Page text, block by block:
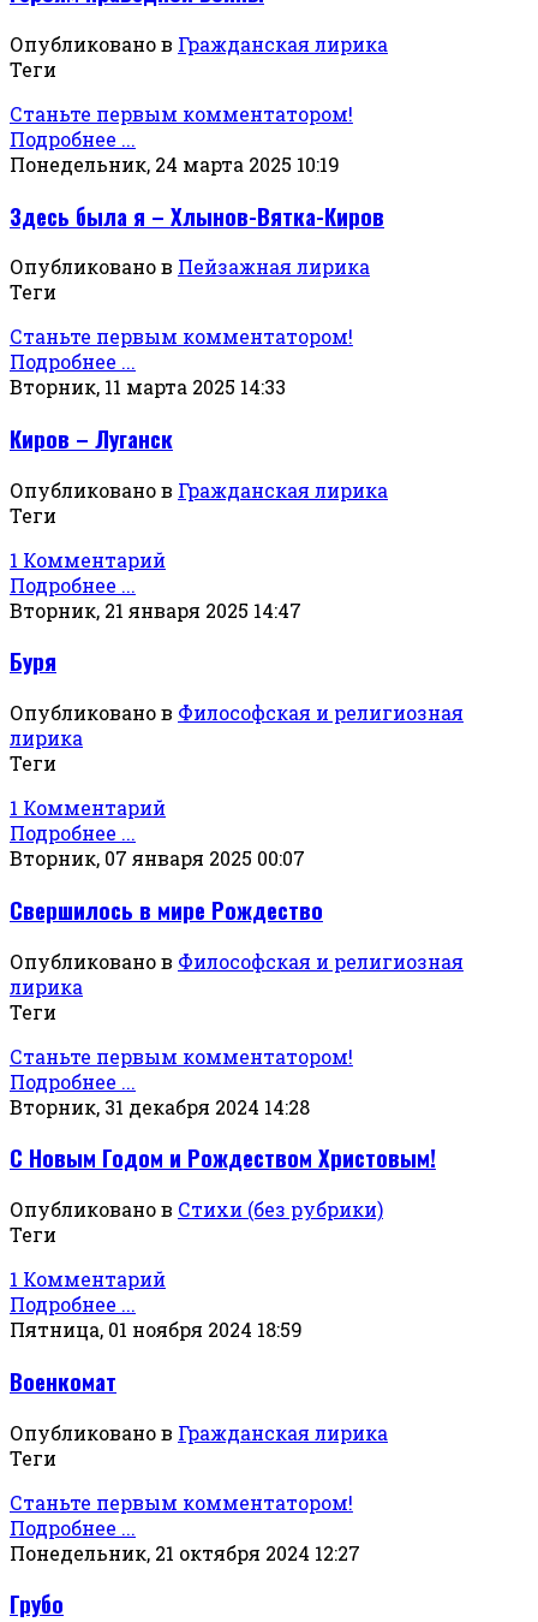
Опубликовано в Гражданская лирика
Теги
Станьте первым комментатором!
Подробнее ...
Понедельник, 24 марта 2025 10:19
Здесь была я – Хлынов-Вятка-Киров
Опубликовано в Пейзажная лирика
Теги
Станьте первым комментатором!
Подробнее ...
Вторник, 11 марта 2025 14:33
Киров – Луганск
Опубликовано в Гражданская лирика
Теги
1 Комментарий
Подробнее ...
Вторник, 21 января 2025 14:47
Буря
Опубликовано в Философская и религиозная
лирика
Теги
1 Комментарий
Подробнее ...
Вторник, 07 января 2025 00:07
Свершилось в мире Рождество
Опубликовано в Философская и религиозная
лирика
Теги
Станьте первым комментатором!
Подробнее ...
Вторник, 31 декабря 2024 14:28
С Новым Годом и Рождеством Христовым!
Опубликовано в Стихи (без рубрики)
Теги
1 Комментарий
Подробнее ...
Пятница, 01 ноября 2024 18:59
Военкомат
Опубликовано в Гражданская лирика
Теги
Станьте первым комментатором!
Подробнее ...
Понедельник, 21 октября 2024 12:27
Грубо